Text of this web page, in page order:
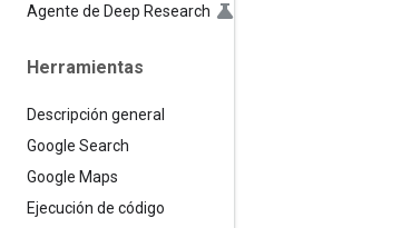
Agente de Deep Research
Herramientas
Descripción general
Google Search
Google Maps
Ejecución de código